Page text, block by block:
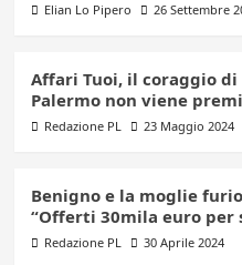
Elian Lo Pipero 26 Settembre
Affari Tuoi, il coraggio di
Palermo non viene
Redazione PL 23 Maggio 2024
Benigno e la moglie
“Offerti 30mila euro per
Redazione PL 30 Aprile 2024